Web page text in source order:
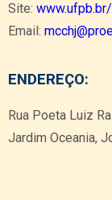
Site:
Email:
ENDEREÇO:
Rua Poeta Luiz
Jardim Oceania,